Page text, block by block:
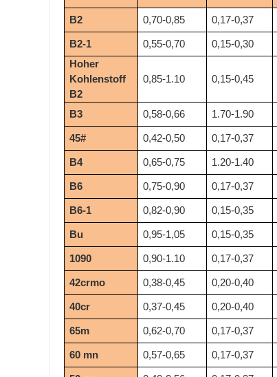
B2 0,70-0,85 0,17-0,37
B2-1 0,55-0,70 0,15-0,30
Hoher
Kohlenstoff
B2
0,85-1.10 0,15-0,45
B3 0,58-0,66 1.70-1.90
45# 0,42-0,50 0,17-0,37
B4 0,65-0,75 1.20-1.40
B6 0,75-0,90 0,17-0,37
B6-1 0,82-0,90 0,15-0,35
Bu 0,95-1,05 0,15-0,35
1090 0,90-1.10 0,17-0,37
42crmo 0,38-0,45 0,20-0,40
40cr 0,37-0,45 0,20-0,40
65m 0,62-0,70 0,17-0,37
60 mn 0,57-0,65 0,17-0,37